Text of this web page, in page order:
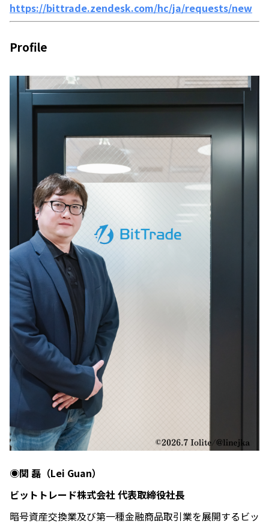
https://bittrade.zendesk.com/hc/ja/requests/new
Profile
◉関 磊（Lei Guan）
ビットトレード株式会社 代表取締役社長
暗号資産交換業及び第一種金融商品取引業を展開するビッ